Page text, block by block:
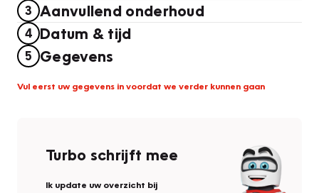
3 Aanvullend onderhoud
4 Datum & tijd
5 Gegevens
Vul eerst uw gegevens in voordat we verder kunnen gaan
Turbo schrijft mee
Ik update uw overzicht bij